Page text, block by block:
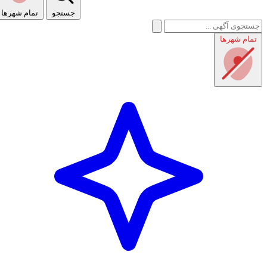
راهنمای استفاده
تمام شهر‌ها جستجو
تمام شهر‌ها